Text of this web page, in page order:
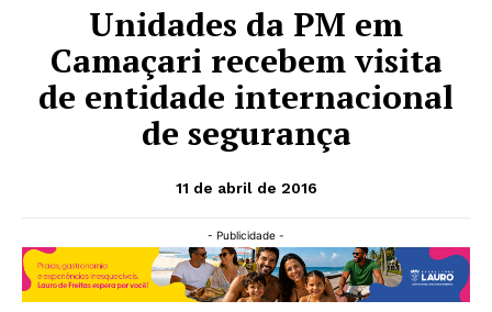
Unidades da PM em
Camaçari recebem visita
de entidade internacional
de segurança
11 de abril de 2016
- Publicidade -